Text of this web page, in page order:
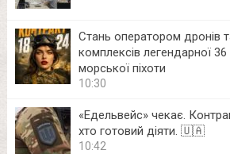
Стань оператором дронів
комплексів легендарної
морської піхоти
10:30
«Едельвейс» чекає.
хто готовий діяти. 🇺🇦
10:42